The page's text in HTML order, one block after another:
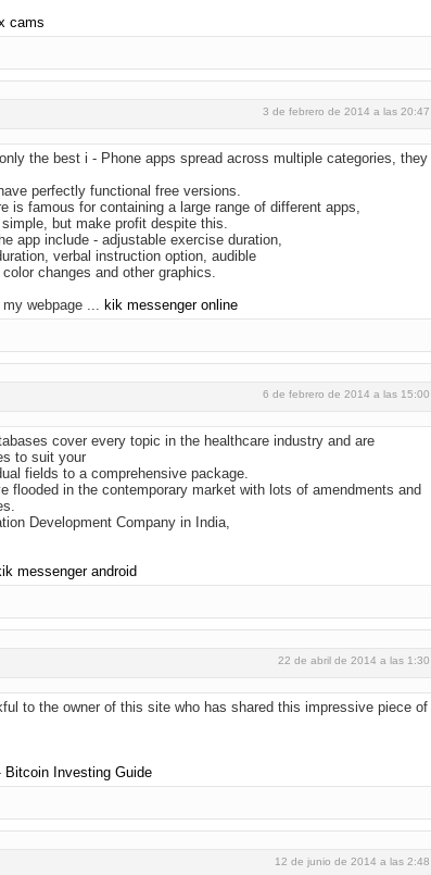
cams
3 de febrero de 2014 a las 20:47
the best i - Phone apps spread across multiple categories, they
perfectly functional free versions.
is famous for containing a large range of different apps,
but make profit despite this.
app include - adjustable exercise duration,
verbal instruction option, audible
changes and other graphics.
webpage ... kik messenger online
6 de febrero de 2014 a las 15:00
cover every topic in the healthcare industry and are
to suit your
fields to a comprehensive package.
flooded in the contemporary market with lots of amendments and
Development Company in India,
messenger android
22 de abril de 2014 a las 1:30
to the owner of this site who has shared this impressive piece of
Bitcoin Investing Guide
12 de junio de 2014 a las 2:48